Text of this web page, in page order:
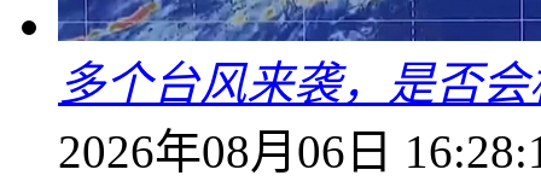
多个台风来袭，是否
2026年08月06日